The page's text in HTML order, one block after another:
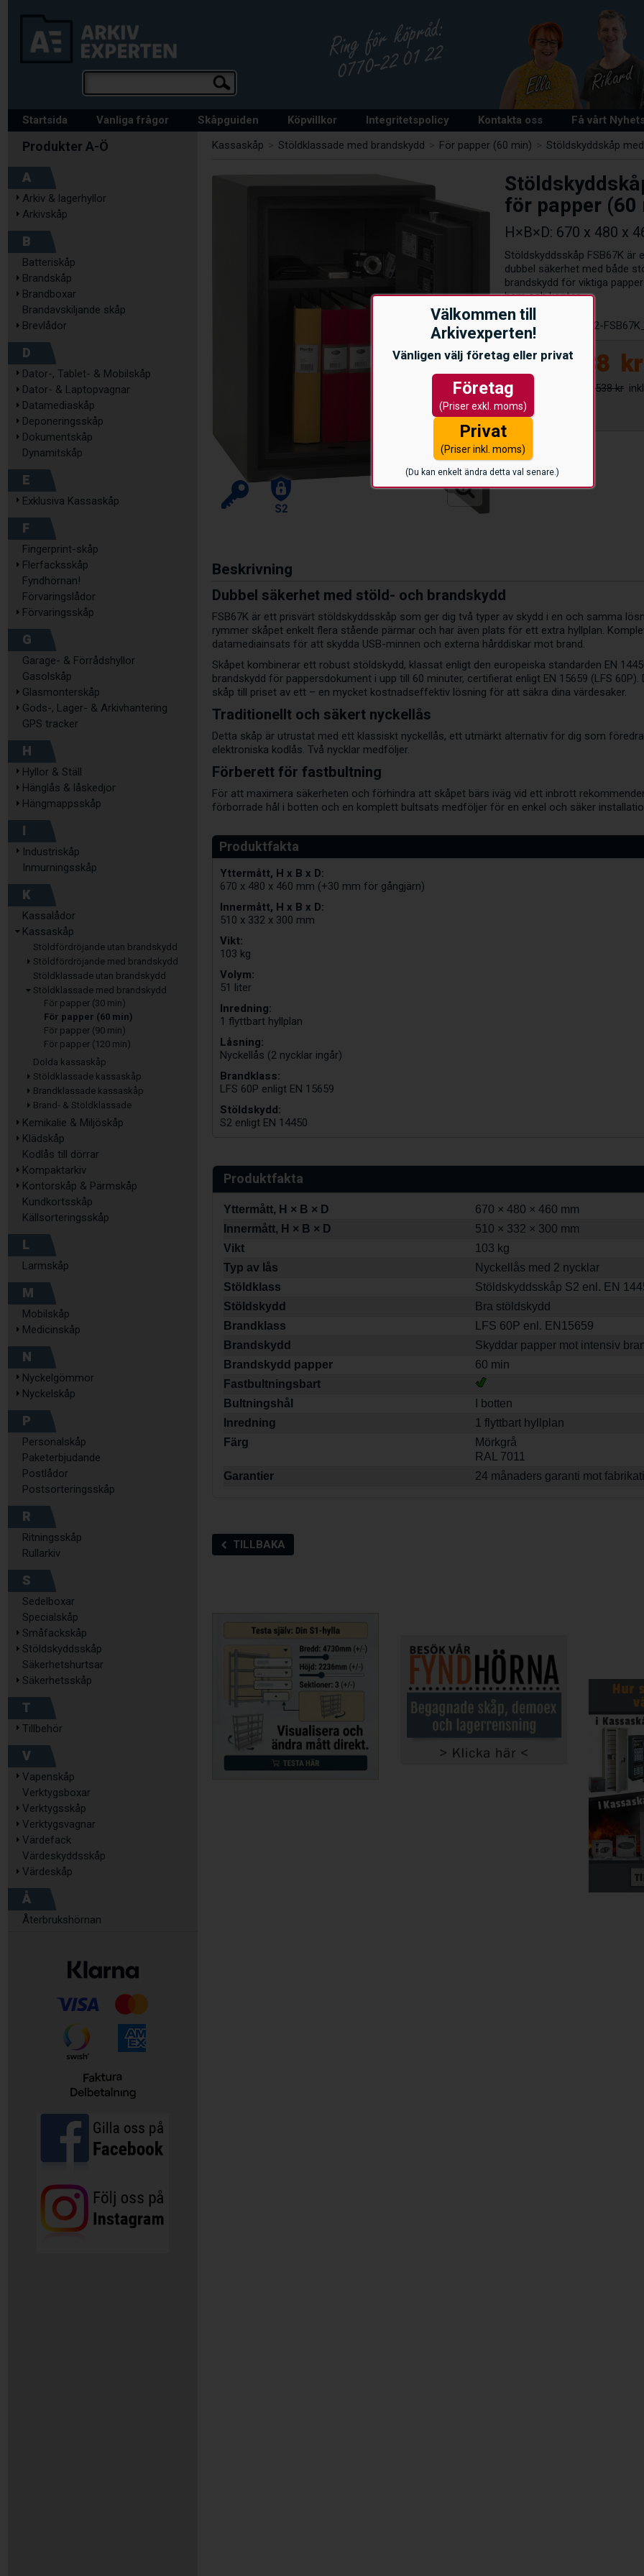
Välkommen till
Arkivexperten!
Vänligen välj företag eller privat
Företag
(Priser exkl. moms)
Privat
(Priser inkl. moms)
(Du kan enkelt ändra detta val senare.)
Startsida Vanliga frågor Skåpguiden Köpvillkor Integritetspolicy Kontakta oss Få vårt
A
Arkiv & lagerhyllor
Arkivskåp
B
Batteriskåp
Brandskåp
Brandboxar
Brandavskiljande skåp
Brevlådor
D
Dator-, Tablet- & Mobilskåp
Dator- & Laptopvagnar
Datamediaskåp
Deponeringsskåp
Dokumentskåp
Dynamitskåp
E
Exklusiva Kassaskåp
F
Fingerprint-skåp
Flerfacksskåp
Fyndhörnan!
Förvaringslådor
Förvaringsskåp
G
Garage- & Förrådshyllor
Gasolskåp
Glasmonterskåp
Gods-, Lager- & Arkivhantering
GPS tracker
H
Hyllor & Ställ
Hänglås & låskedjor
Hängmappsskåp
I
Industriskåp
Inmurningsskåp
K
Kassalådor
Kassaskåp
Stöldfördröjande utan brandskydd
Stöldfördröjande med brandskydd
Stöldklassade utan brandskydd
Stöldklassade med brandskydd
För papper (30 min)
För papper (60 min)
För papper (90 min)
För papper (120 min)
Dolda kassaskåp
Stöldklassade kassaskåp
Brandklassade kassaskåp
Brand- & Stöldklassade
Kemikalie & Miljöskåp
Klädskåp
Kodlås till dörrar
Kompaktarkiv
Kontorskåp & Pärmskåp
Kundkortsskåp
Källsorteringsskåp
L
Larmskåp
M
Mobilskåp
Medicinskåp
N
Nyckelgömmor
Nyckelskåp
P
Personalskåp
Paketerbjudande
Postlådor
Postsorteringsskåp
R
Ritningsskåp
Rullarkiv
S
Sedelboxar
Specialskåp
Småfackskåp
Stöldskyddsskåp
Säkerhetshurtsar
Säkerhetsskåp
T
Tillbehör
V
Vapenskåp
Verktygsboxar
Verktygsskåp
Verktygsvagnar
Värdefack
Värdeskyddsskåp
Värdeskåp
Å
Återbrukshörnan
Kassaskåp Stöldklassade med brandskydd För papper (60 min) Stöldskyddskåp
för papper
H×B×D: 670 x 480 x
Stöldskyddsskåp FSB67K är
dubbel säkerhet med både
brandskydd för viktiga
hem och kontor.
Artikelnummer: S2-
11.838 kr
13.538 kr
Beskrivning
Dubbel säkerhet med stöld- och brandskydd
FSB67K är ett prisvärt stöldskyddsskåp som ger dig två typer av skydd i en och samma
rymmer skåpet enkelt flera stående pärmar och har även plats för ett extra hyllplan.
datamediainsats för att skydda USB-minnen och externa hårddiskar mot brand.
Skåpet kombinerar ett robust stöldskydd, klassat enligt den europeiska standarden EN
brandskydd för pappersdokument i upp till 60 minuter, certifierat enligt EN 15659 (LFS
skåp till priset av ett – en mycket kostnadseffektiv lösning för att säkra dina värdesaker.
Traditionellt och säkert nyckellås
Detta skåp är utrustat med ett klassiskt nyckellås, ett utmärkt alternativ för dig som
elektroniska kodlås. Två nycklar medföljer.
Förberett för fastbultning
För att maximera säkerheten och förhindra att skåpet bärs iväg vid ett inbrott
förborrade hål i botten och en komplett bultsats medföljer för en enkel och säker
Yttermått, H x B x D:
670 x 480 x 460 mm (+30 mm för gångjärn)
Innermått, H x B x D:
510 x 332 x 300 mm
Vikt:
103 kg
Volym:
51 liter
Inredning:
1 flyttbart hyllplan
Låsning:
Nyckellås (2 nycklar ingår)
Brandklass:
LFS 60P enligt EN 15659
Stöldskydd:
S2 enligt EN 14450
Produktfakta
Yttermått, H × B × D
670 × 480 × 460 mm
Innermått, H × B × D
510 × 332 × 300 mm
Vikt
103 kg
Typ av lås
Nyckellås med 2 nycklar
Stöldklass
Stöldskyddsskåp S2 enl. EN
Stöldskydd
Bra stöldskydd
Brandklass
LFS 60P enl. EN15659
Brandskydd
Skyddar papper mot intensiv
Brandskydd papper
60 min
Fastbultningsbart
Bultningshål
I botten
Inredning
1 flyttbart hyllplan
Färg
Mörkgrå
RAL 7011
Garantier
24 månaders garanti mot
TILLBAKA